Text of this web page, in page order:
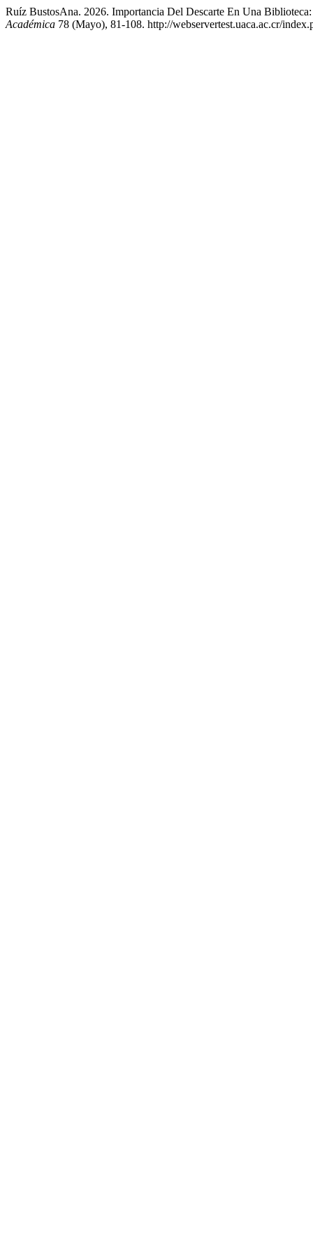
Ruíz BustosAna. 2026. Importancia Del Descarte En Una
Académica 78 (Mayo), 81-108. http://webservertest.uaca.ac.cr/